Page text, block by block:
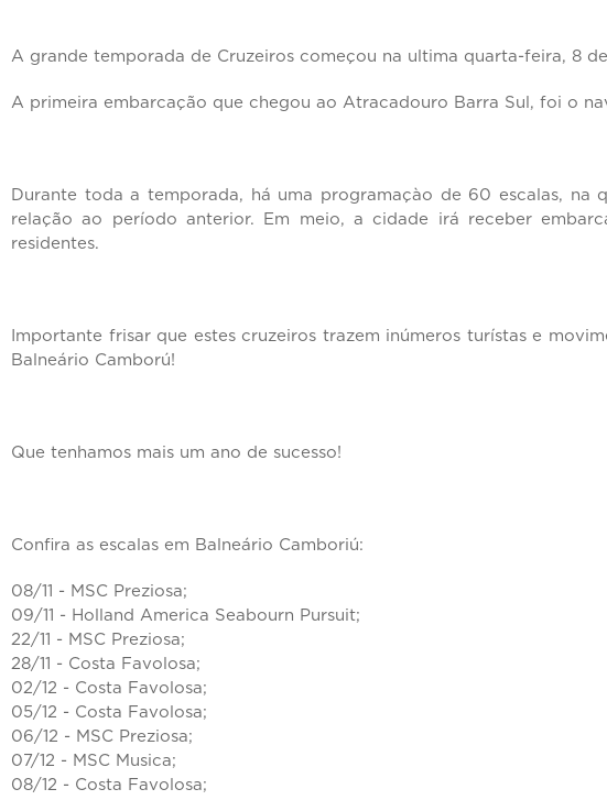
A grande temporada de Cruzeiros começou na ultima quarta-feira, 8
A primeira embarcação que chegou ao Atracadouro Barra Sul, foi o
Durante toda a temporada, há uma programaçào de 60 escalas, na
relação ao período anterior. Em meio, a cidade irá receber
residentes.
Importante frisar que estes cruzeiros trazem inúmeros turístas e
Balneário Camború!
Que tenhamos mais um ano de sucesso!
Confira as escalas em Balneário Camboriú:
08/11 - MSC Preziosa;
09/11 - Holland America Seabourn Pursuit;
22/11 - MSC Preziosa;
28/11 - Costa Favolosa;
02/12 - Costa Favolosa;
05/12 - Costa Favolosa;
06/12 - MSC Preziosa;
07/12 - MSC Musica;
08/12 - Costa Favolosa;